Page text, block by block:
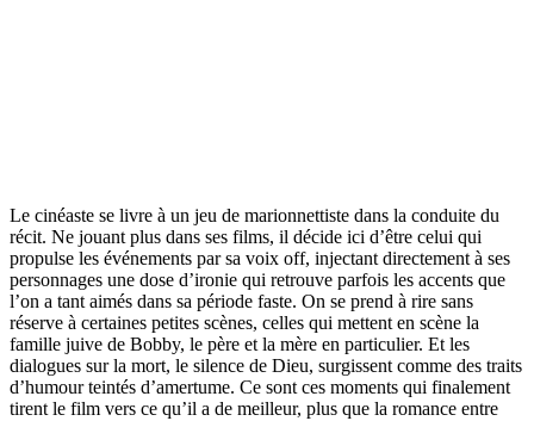
Le cinéaste se livre à un jeu de marionnettiste dans la conduite du
récit. Ne jouant plus dans ses films, il décide ici d’être celui qui
propulse les événements par sa voix off, injectant directement à ses
personnages une dose d’ironie qui retrouve parfois les accents que
l’on a tant aimés dans sa période faste. On se prend à rire sans
réserve à certaines petites scènes, celles qui mettent en scène la
famille juive de Bobby, le père et la mère en particulier. Et les
dialogues sur la mort, le silence de Dieu, surgissent comme des traits
d’humour teintés d’amertume. Ce sont ces moments qui finalement
tirent le film vers ce qu’il a de meilleur, plus que la romance entre